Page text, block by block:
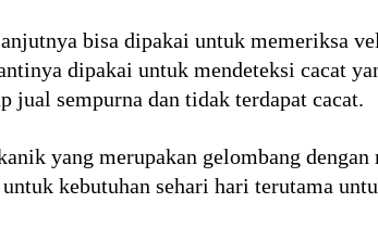
bisa dipakai untuk memeriksa
dipakai untuk mendeteksi cacat
jual sempurna dan tidak terdapat cacat.
yang merupakan gelombang
kebutuhan sehari hari terutama